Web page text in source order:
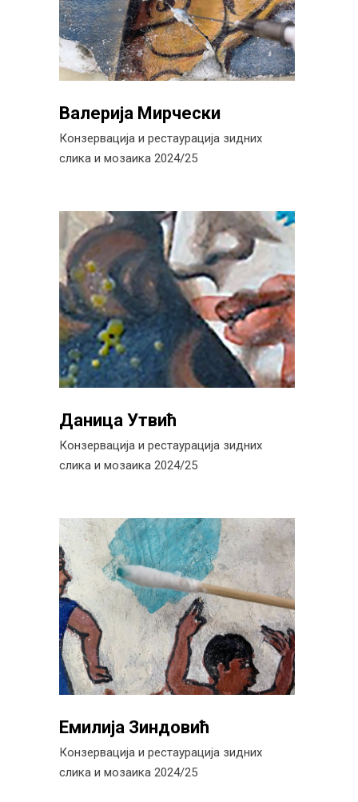
Валерија Мирчески
Конзервација и рестаурација зидних
слика и мозаика 2024/25
Даница Утвић
Конзервација и рестаурација зидних
слика и мозаика 2024/25
Емилија Зиндовић
Конзервација и рестаурација зидних
слика и мозаика 2024/25